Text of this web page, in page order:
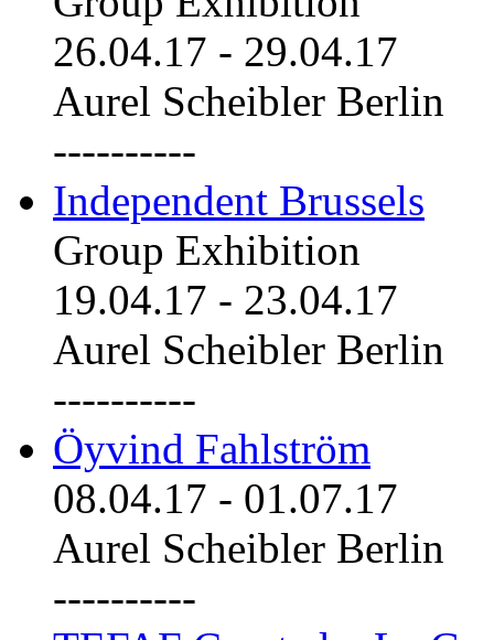
26.04.17 - 29.04.17
Aurel Scheibler Berlin
----------
Independent Brussels
Group Exhibition
19.04.17 - 23.04.17
Aurel Scheibler Berlin
----------
Öyvind Fahlström
08.04.17 - 01.07.17
Aurel Scheibler Berlin
----------